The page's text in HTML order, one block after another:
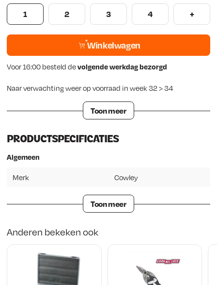
1 2 3 4 +
Winkelwagen
Voor 16:00 besteld devolgende werkdag bezorgd
Naar verwachting weer op voorraad in week 32 > 34
Toon meer
PRODUCTSPECIFICATIES
Algemeen
Merk Cowley
Toon meer
Anderen bekeken ook